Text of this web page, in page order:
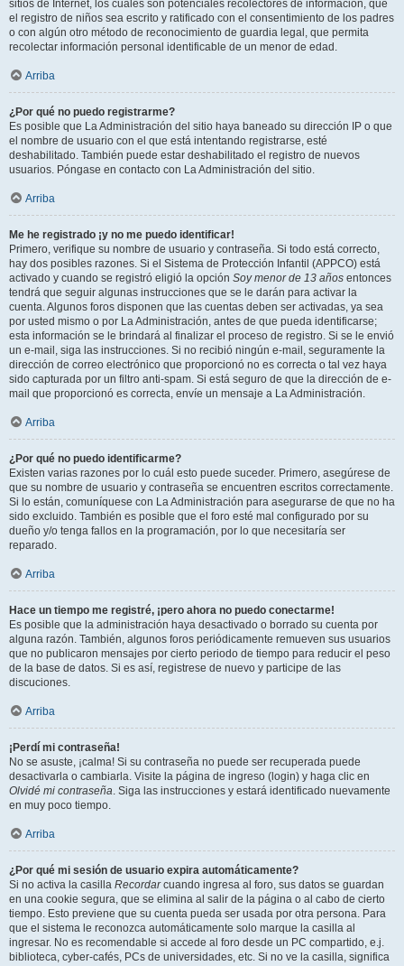
sitios de Internet, los cuales son potenciales recolectores de información, que
el registro de niños sea escrito y ratificado con el consentimiento de los padres
o con algún otro método de reconocimiento de guardia legal, que permita
recolectar información personal identificable de un menor de edad.
Arriba
¿Por qué no puedo registrarme?
Es posible que La Administración del sitio haya baneado su dirección IP o que
el nombre de usuario con el que está intentando registrarse, esté
deshabilitado. También puede estar deshabilitado el registro de nuevos
usuarios. Póngase en contacto con La Administración del sitio.
Arriba
Me he registrado ¡y no me puedo identificar!
Primero, verifique su nombre de usuario y contraseña. Si todo está correcto,
hay dos posibles razones. Si el Sistema de Protección Infantil (APPCO) está
activado y cuando se registró eligió la opción Soy menor de 13 años entonces
tendrá que seguir algunas instrucciones que se le darán para activar la
cuenta. Algunos foros disponen que las cuentas deben ser activadas, ya sea
por usted mismo o por La Administración, antes de que pueda identificarse;
esta información se le brindará al finalizar el proceso de registro. Si se le envió
un e-mail, siga las instrucciones. Si no recibió ningún e-mail, seguramente la
dirección de correo electrónico que proporcionó no es correcta o tal vez haya
sido capturada por un filtro anti-spam. Si está seguro de que la dirección de e-
mail que proporcionó es correcta, envíe un mensaje a La Administración.
Arriba
¿Por qué no puedo identificarme?
Existen varias razones por lo cuál esto puede suceder. Primero, asegúrese de
que su nombre de usuario y contraseña se encuentren escritos correctamente.
Si lo están, comuníquese con La Administración para asegurarse de que no ha
sido excluido. También es posible que el foro esté mal configurado por su
dueño y/o tenga fallos en la programación, por lo que necesitaría ser
reparado.
Arriba
Hace un tiempo me registré, ¡pero ahora no puedo conectarme!
Es posible que la administración haya desactivado o borrado su cuenta por
alguna razón. También, algunos foros periódicamente remueven sus usuarios
que no publicaron mensajes por cierto periodo de tiempo para reducir el peso
de la base de datos. Si es así, registrese de nuevo y participe de las
discuciones.
Arriba
¡Perdí mi contraseña!
No se asuste, ¡calma! Si su contraseña no puede ser recuperada puede
desactivarla o cambiarla. Visite la página de ingreso (login) y haga clic en
Olvidé mi contraseña. Siga las instrucciones y estará identificado nuevamente
en muy poco tiempo.
Arriba
¿Por qué mi sesión de usuario expira automáticamente?
Si no activa la casilla Recordarcuando ingresa al foro, sus datos se guardan
en una cookie segura, que se elimina al salir de la página o al cabo de cierto
tiempo. Esto previene que su cuenta pueda ser usada por otra persona. Para
que el sistema le reconozca automáticamente solo marque la casilla al
ingresar. No es recomendable si accede al foro desde un PC compartido, e.j.
biblioteca, cyber-cafés, PCs de universidades, etc. Si no ve la casilla, significa